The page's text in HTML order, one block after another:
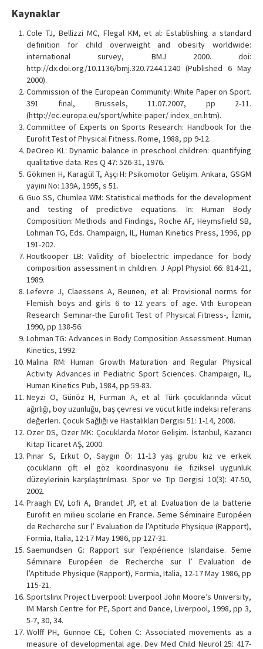
Kaynaklar
Cole TJ, Bellizzi MC, Flegal KM, et al: Establishing a standard
definition for child overweight and obesity worldwide:
international survey, BMJ 2000. doi:
http://dx.doi.org/10.1136/bmj.320.7244.1240 (Published 6 May
2000).
Commission of the European Community: White Paper on Sport.
391 final, Brussels, 11.07.2007, pp 2-11.
(http://ec.europa.eu/sport/white-paper/ index_en.htm).
Committee of Experts on Sports Research: Handbook for the
Eurofit Test of Physical Fitness. Rome, 1988, pp 9-12.
DeOreo KL: Dynamic balance in preschool children: quantifying
qualitative data. Res Q 47: 526-31, 1976.
Gökmen H, Karagül T, Aşçı H: Psikomotor Gelişim. Ankara, GSGM
yayını No: 139A, 1995, s 51.
Guo SS, Chumlea WM: Statistical methods for the development
and testing of predictive equations. In: Human Body
Composition: Methods and Findings, Roche AF, Heymsfield SB,
Lohman TG, Eds. Champaign, IL, Human Kinetics Press, 1996, pp
191-202.
Houtkooper LB: Validity of bioelectric impedance for body
composition assessment in children. J Appl Physiol 66: 814-21,
1989.
Lefevre J, Claessens A, Beunen, et al: Provisional norms for
Flemish boys and girls 6 to 12 years of age. VIth European
Research Seminar-the Eurofit Test of Physical Fitness-, İzmir,
1990, pp 138-56.
Lohman TG: Advances in Body Composition Assessment. Human
Kinetics, 1992.
Malina RM: Human Growth Maturation and Regular Physical
Activity Advances in Pediatric Sport Sciences. Champaign, IL,
Human Kinetics Pub, 1984, pp 59-83.
Neyzi O, Günöz H, Furman A, et al: Türk çocuklarında vücut
ağırlığı, boy uzunluğu, baş çevresi ve vücut kitle indeksi referans
değerleri. Çocuk Sağlığı ve Hastalıkları Dergisi 51: 1-14, 2008.
Özer DS, Özer MK: Çocuklarda Motor Gelişim. İstanbul, Kazancı
Kitap Ticaret AŞ, 2000.
Pınar S, Erkut O, Saygın Ö: 11-13 yaş grubu kız ve erkek
çocukların çift el göz koordinasyonu ile fiziksel uygunluk
düzeylerinin karşılaştırılması. Spor ve Tıp Dergisi 10(3): 47-50,
2002.
Praagh EV, Lofi A, Brandet JP, et al: Evaluation de la batterie
Eurofit en milieu scolarie en France. 5eme Séminaire Européen
de Recherche sur l’ Evaluation de l’Aptitude Physique (Rapport),
Formia, Italia, 12-17 May 1986, pp 127-31.
Saemundsen G: Rapport sur l’expérience Islandaise. 5eme
Séminaire Européen de Recherche sur l’ Evaluation de
l’Aptitude Physique (Rapport), Formia, Italia, 12-17 May 1986, pp
115-21.
Sportslinx Project Liverpool: Liverpool John Moore’s University,
IM Marsh Centre for PE, Sport and Dance, Liverpool, 1998, pp 3,
5-7, 30, 34.
Wolff PH, Gunnoe CE, Cohen C: Associated movements as a
measure of developmental age. Dev Med Child Neurol 25: 417-